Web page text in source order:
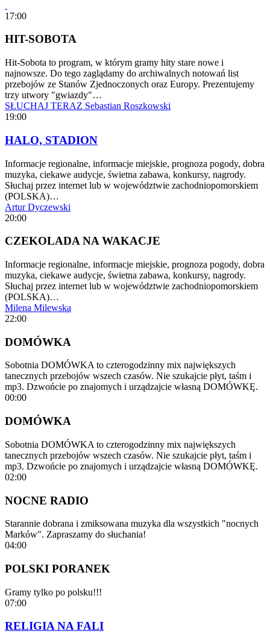
17:00
HIT-SOBOTA
Hit-Sobota to program, w którym gramy hity stare nowe i
najnowsze. Do tego zaglądamy do archiwalnych notowań list
przebojów ze Stanów Zjednoczonych oraz Europy. Prezentujemy
trzy utwory "gwiazdy"…
SŁUCHAJ TERAZ Sebastian Roszkowski
19:00
HALO, STADION
Informacje regionalne, informacje miejskie, prognoza pogody, dobra
muzyka, ciekawe audycje, świetna zabawa, konkursy, nagrody.
Słuchaj przez internet lub w województwie zachodniopomorskiem
(POLSKA)…
Artur Dyczewski
20:00
CZEKOLADA NA WAKACJE
Informacje regionalne, informacje miejskie, prognoza pogody, dobra
muzyka, ciekawe audycje, świetna zabawa, konkursy, nagrody.
Słuchaj przez internet lub w województwie zachodniopomorskiem
(POLSKA)…
Milena Milewska
22:00
DOMÓWKA
Sobotnia DOMÓWKA to czterogodzinny mix największych
tanecznych przebojów wszech czasów. Nie szukajcie płyt, taśm i
mp3. Dzwońcie po znajomych i urządzajcie własną DOMÓWKĘ.
00:00
DOMÓWKA
Sobotnia DOMÓWKA to czterogodzinny mix największych
tanecznych przebojów wszech czasów. Nie szukajcie płyt, taśm i
mp3. Dzwońcie po znajomych i urządzajcie własną DOMÓWKĘ.
02:00
NOCNE RADIO
Starannie dobrana i zmiksowana muzyka dla wszystkich "nocnych
Marków". Zapraszamy do słuchania!
04:00
POLSKI PORANEK
Gramy tylko po polsku!!!
07:00
RELIGIA NA FALI